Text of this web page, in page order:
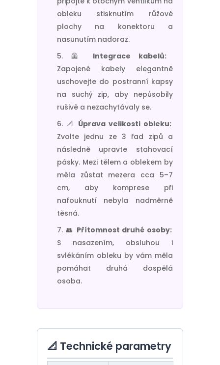
obleku stisknutím růžové
plochy na konektoru a
nasunutím nadoraz.
🦺 Integrace kabelů:
Zapojené kabely elegantně
uschovejte do postranní kapsy
na suchý zip, aby nepůsobily
rušivě a nezachytávaly se.
📐 Úprava velikosti obleku:
Zvolte jednu ze 3 řad zipů a
následně upravte stahovací
pásky. Mezi tělem a oblekem by
měla zůstat mezera cca 5–7
cm, aby komprese při
nafouknutí nebyla nadměrně
těsná.
👥 Přítomnost druhé osoby:
S nasazením, obsluhou i
svlékáním obleku by vám měla
pomáhat druhá dospělá
osoba.
📐 Technické parametry